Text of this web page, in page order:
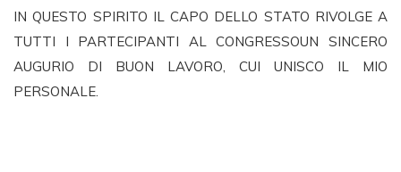
IN QUESTO SPIRITO IL CAPO DELLO STATO RIVOLGE A
TUTTI I PARTECIPANTI AL CONGRESSOUN SINCERO
AUGURIO DI BUON LAVORO, CUI UNISCO IL MIO
PERSONALE.